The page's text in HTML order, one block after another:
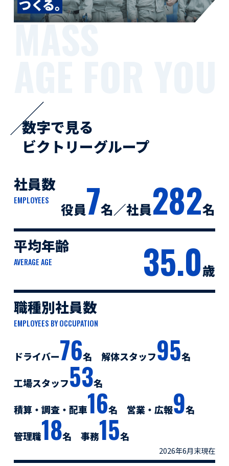
MASS
数字で見る
ビクトリーグループ
社員数
EMPLOYEES 役員7名／社員282名
平均年齢
AVERAGE AGE 35.0歳
職種別社員数
EMPLOYEES BY OCCUPATION
ドライバー76名 解体スタッフ95名
工場スタッフ53名
積算・調査・配車16名 営業・広報9名
管理職18名 事務15名
2026年6月末現在